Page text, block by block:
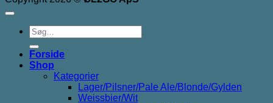
Søg
efter:
Forside
Shop
Kategorier
Lager/Pilsner/Pale Ale/Blonde/Gylden
Weissbier/Wit